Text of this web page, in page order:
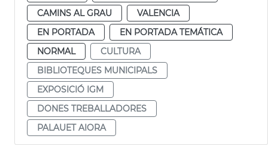
CAMINS AL GRAU
VALENCIA
EN PORTADA
EN PORTADA TEMÁTICA
NORMAL
CULTURA
BIBLIOTEQUES MUNICIPALS
EXPOSICIÓ IGM
DONES TREBALLADORES
PALAUET AIORA